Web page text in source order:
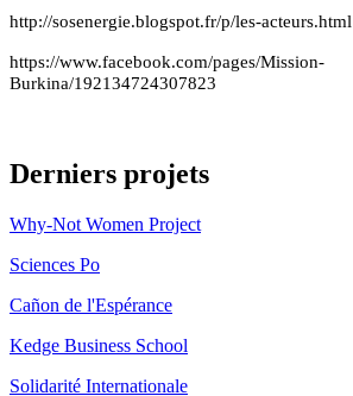
http://sosenergie.blogspot.fr/p/les-acteurs.html
https://www.facebook.com/pages/Mission-
Burkina/192134724307823
Derniers projets
Why-Not Women Project
Sciences Po
Cañon de l'Espérance
Kedge Business School
Solidarité Internationale